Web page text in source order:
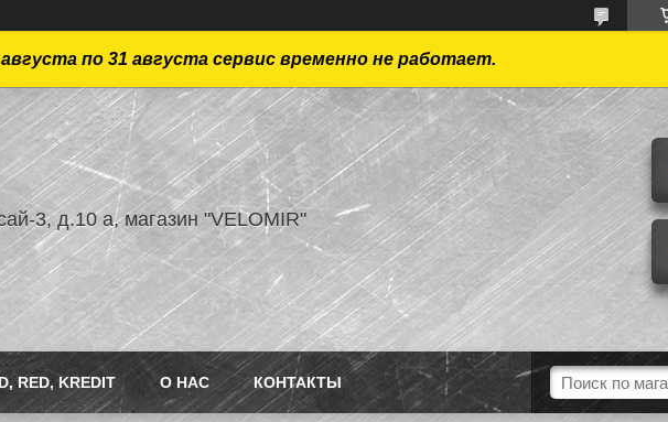
по 31 августа сервис временно не работает.
3, д.10 а, магазин "VELOMIR"
RED, KREDIT О НАС КОНТАКТЫ